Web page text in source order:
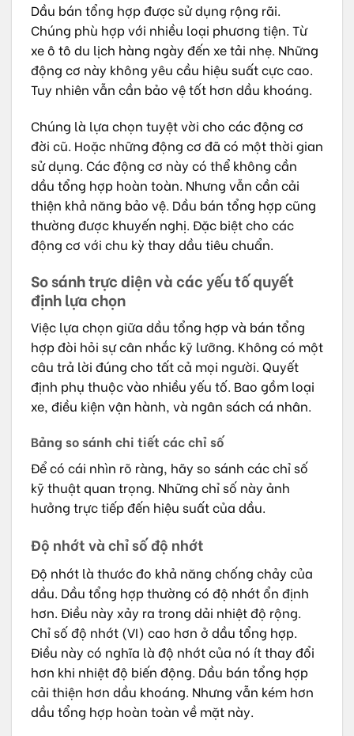
Dầu bán tổng hợp được sử dụng rộng rãi.
Chúng phù hợp với nhiều loại phương tiện. Từ
xe ô tô du lịch hàng ngày đến xe tải nhẹ. Những
động cơ này không yêu cầu hiệu suất cực cao.
Tuy nhiên vẫn cần bảo vệ tốt hơn dầu khoáng.
Chúng là lựa chọn tuyệt vời cho các động cơ
đời cũ. Hoặc những động cơ đã có một thời gian
sử dụng. Các động cơ này có thể không cần
dầu tổng hợp hoàn toàn. Nhưng vẫn cần cải
thiện khả năng bảo vệ. Dầu bán tổng hợp cũng
thường được khuyến nghị. Đặc biệt cho các
động cơ với chu kỳ thay dầu tiêu chuẩn.
So sánh trực diện và các yếu tố quyết
định lựa chọn
Việc lựa chọn giữa dầu tổng hợp và bán tổng
hợp đòi hỏi sự cân nhắc kỹ lưỡng. Không có một
câu trả lời đúng cho tất cả mọi người. Quyết
định phụ thuộc vào nhiều yếu tố. Bao gồm loại
xe, điều kiện vận hành, và ngân sách cá nhân.
Bảng so sánh chi tiết các chỉ số
Để có cái nhìn rõ ràng, hãy so sánh các chỉ số
kỹ thuật quan trọng. Những chỉ số này ảnh
hưởng trực tiếp đến hiệu suất của dầu.
Độ nhớt và chỉ số độ nhớt
Độ nhớt là thước đo khả năng chống chảy của
dầu. Dầu tổng hợp thường có độ nhớt ổn định
hơn. Điều này xảy ra trong dải nhiệt độ rộng.
Chỉ số độ nhớt (VI) cao hơn ở dầu tổng hợp.
Điều này có nghĩa là độ nhớt của nó ít thay đổi
hơn khi nhiệt độ biến động. Dầu bán tổng hợp
cải thiện hơn dầu khoáng. Nhưng vẫn kém hơn
dầu tổng hợp hoàn toàn về mặt này.